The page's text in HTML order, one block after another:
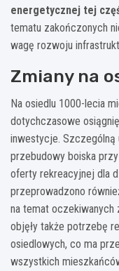
energetycznej tej
tematu zakończonych
wagę rozwoju
Zmiany na
Na osiedlu 1000-lecia
dotychczasowe
inwestycje.
przebudowy boiska
oferty rekreacyjnej dla
przeprowadzono
na temat
objęły także potrzebę
osiedlowych, co ma
wszystkich